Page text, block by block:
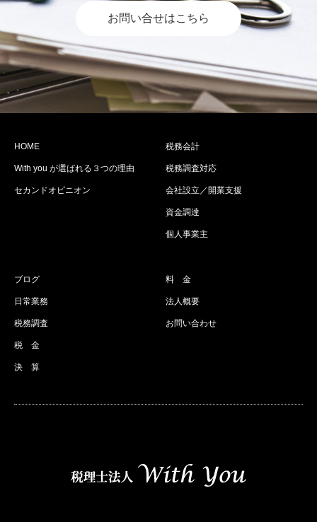
お問い合せはこちら
HOME
With you が選ばれる３つの理由
セカンドオピニオン
税務会計
税務調査対応
会社設立／開業支援
資金調達
個人事業主
ブログ
日常業務
税務調査
税 金
決 算
料 金
法人概要
お問い合わせ